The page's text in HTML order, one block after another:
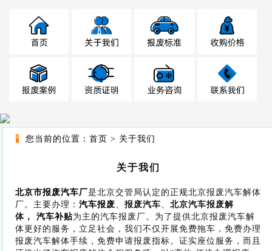
您当前的位置： 首页 > 关于我们
关于我们
北京市报废汽车厂是北京交管局认定的正规北京报废汽车解体
厂。主要办理： 汽车报废、 报废汽车、 北京汽车报废解
体，
汽车补贴为主的汽车报废厂。为了提供北京报废汽车解
体更好的服务，立足社会，我们不仅开展免费拖车，免费办理
报废汽车解体手续，免费申请报废指标。证实座位服务，而且